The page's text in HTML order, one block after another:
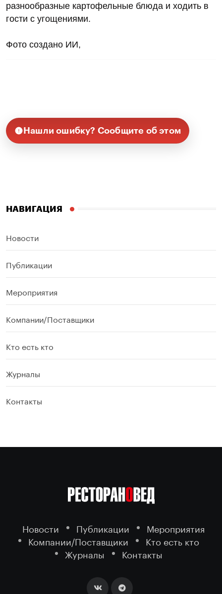
разнообразные картофельные блюда и ходить в
гости с угощениями.
Фото создано ИИ,
Нашли ошибку? Сообщите об этом
НАВИГАЦИЯ
Новости
Публикации
Мероприятия
Компании/Поставщики
Кто есть кто
Журналы
Контакты
Новости Публикации
Мероприятия
Компании/Поставщики
Кто есть кто
Журналы
Контакты